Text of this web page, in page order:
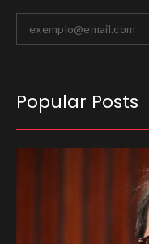
Popular Posts